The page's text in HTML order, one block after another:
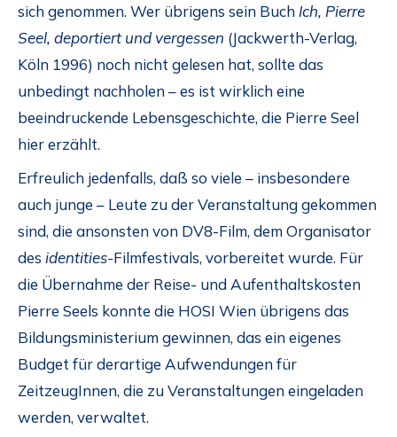
sich genommen. Wer übrigens sein Buch Ich, Pierre
Seel, deportiert und vergessen (Jackwerth-Verlag,
Köln 1996) noch nicht gelesen hat, sollte das
unbedingt nachholen – es ist wirklich eine
beeindruckende Lebensgeschichte, die Pierre Seel
hier erzählt.
Erfreulich jedenfalls, daß so viele – insbesondere
auch junge – Leute zu der Veranstaltung gekommen
sind, die ansonsten von DV8-Film, dem Organisator
des identities-Filmfestivals, vorbereitet wurde. Für
die Übernahme der Reise- und Aufenthaltskosten
Pierre Seels konnte die HOSI Wien übrigens das
Bildungsministerium gewinnen, das ein eigenes
Budget für derartige Aufwendungen für
ZeitzeugInnen, die zu Veranstaltungen eingeladen
werden, verwaltet.